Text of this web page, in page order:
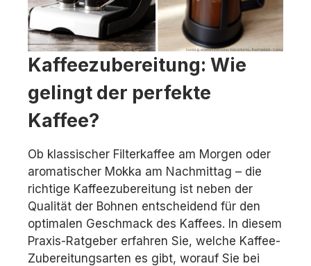
Kaffeezubereitung: Wie
gelingt der perfekte
Kaffee?
Ob klassischer Filterkaffee am Morgen oder
aromatischer Mokka am Nachmittag – die
richtige Kaffeezubereitung ist neben der
Qualität der Bohnen entscheidend für den
optimalen Geschmack des Kaffees. In diesem
Praxis-Ratgeber erfahren Sie, welche Kaffee-
Zubereitungsarten es gibt, worauf Sie bei